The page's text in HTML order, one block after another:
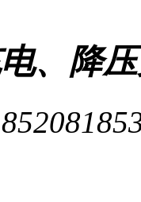
、降